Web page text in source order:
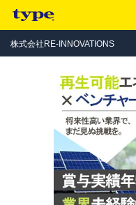
株式会社RE-INNOVATIONS